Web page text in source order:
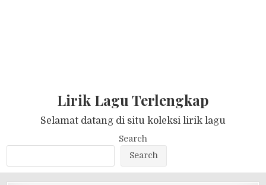
Lirik Lagu Terlengkap
Selamat datang di situ koleksi lirik lagu
Search
Search